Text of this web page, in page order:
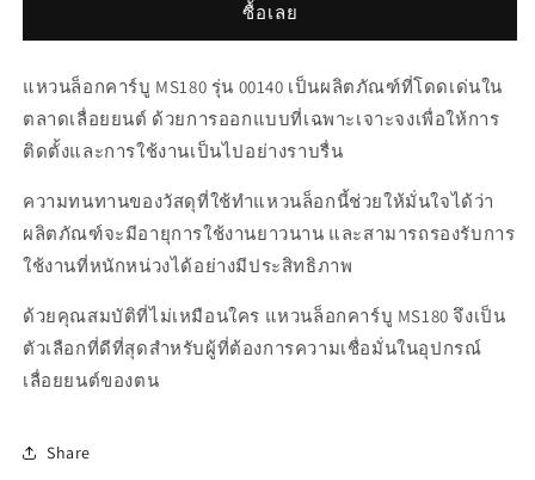
ล็อก
คาร์บู
MS180
ล็อก
MS180
ซื้อเลย
แหวนล็อกคาร์บู MS180 รุ่น 00140 เป็นผลิตภัณฑ์ที่โดดเด่นใน
ตลาดเลื่อยยนต์ ด้วยการออกแบบที่เฉพาะเจาะจงเพื่อให้การ
ติดตั้งและการใช้งานเป็นไปอย่างราบรื่น
ความทนทานของวัสดุที่ใช้ทำแหวนล็อกนี้ช่วยให้มั่นใจได้ว่า
ผลิตภัณฑ์จะมีอายุการใช้งานยาวนาน และสามารถรองรับการ
ใช้งานที่หนักหน่วงได้อย่างมีประสิทธิภาพ
ด้วยคุณสมบัติที่ไม่เหมือนใคร แหวนล็อกคาร์บู MS180 จึงเป็น
ตัวเลือกที่ดีที่สุดสำหรับผู้ที่ต้องการความเชื่อมั่นในอุปกรณ์
เลื่อยยนต์ของตน
Share